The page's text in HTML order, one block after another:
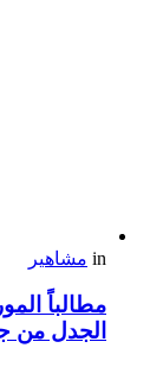
in مشاهير
مطالباً
الجدل من